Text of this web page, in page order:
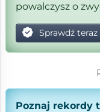
powalczysz o
Sprawdź teraz
Poznaj rekordy